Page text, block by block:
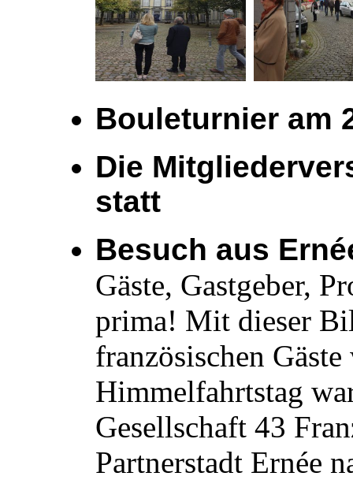
Bouleturnier am
Die
statt
Besuch aus
Gäste, Gastgeber,
prima! Mit dieser
französischen
Himmelfahrtstag
Gesellschaft 43
Partnerstadt Ernée